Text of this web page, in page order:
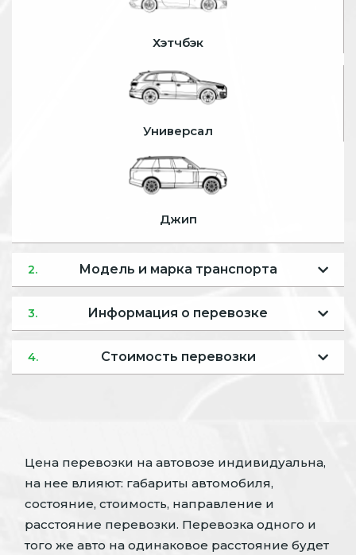
Хэтчбэк
Универсал
Джип
2. Модель и марка транспорта
3. Информация о перевозке
4. Стоимость перевозки
Цена перевозки на автовозе индивидуальна,
на нее влияют: габариты автомобиля,
состояние, стоимость, направление и
расстояние перевозки. Перевозка одного и
того же авто на одинаковое расстояние будет